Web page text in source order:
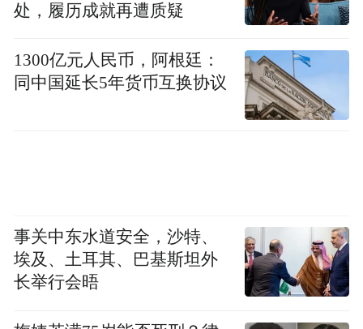
暑假：2026年7月13日—8月28日
处，履历成就再遭质疑
1300亿元人民币，阿根廷：
同中国延长5年货币互换协议
事关中东水道安全，沙特、
埃及、土耳其、巴基斯坦外
长举行会晤